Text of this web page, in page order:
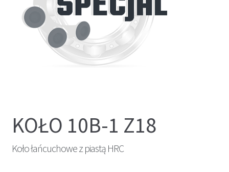
KOŁO 10B-1 Z18
Koło łańcuchowe z piastą HRC